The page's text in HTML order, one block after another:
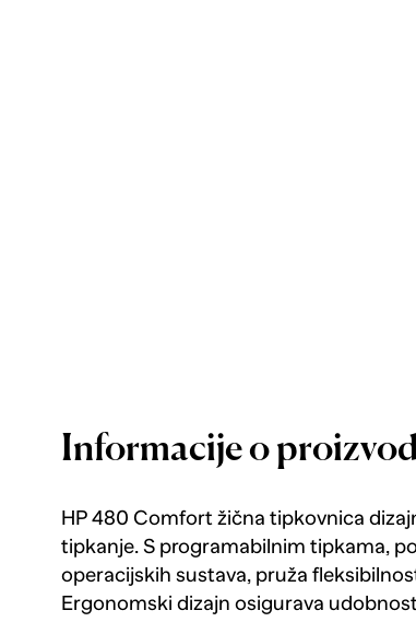
Informacije o
HP 480 Comfort žična tipkovnica
tipkanje. S programabilnim tipkama,
operacijskih sustava, pruža
Ergonomski dizajn osigurava